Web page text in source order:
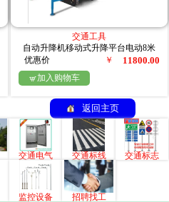
交通工具
自动升降机移动式升降平台电动8米
优惠价
￥ 11800.00
加入购物车
返回主页
交通电气 交通标线 交通标志
监控设备 招聘找工